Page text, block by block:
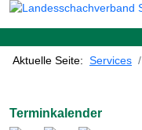
Aktuelle Seite: Services
Terminkalender